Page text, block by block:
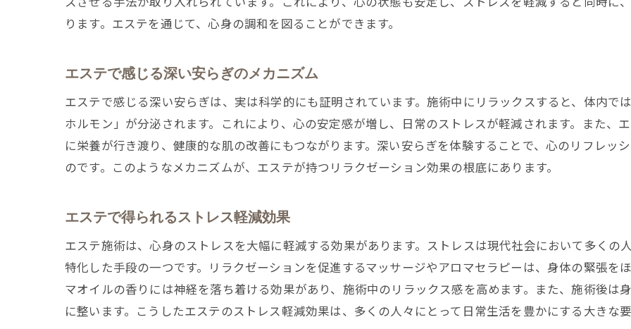
エステで体験する究極の安らぎ空間
エステの効果を最大限に引き出すコツとポイント
エステを最大限に活用するための事前準備
施術後のアフターケアの重要性
エステの施術を最大限に活かすためのヒント
エステが提供する深いリラクゼーション体験の魅力
エステで感じる贅沢な時間の重要性
ります。エステを通じて、心身の調和を図ることができます。
エステで感じる深い安らぎのメカニズム
エステで感じる深い安らぎは、実は科学的にも証明されています。施術中にリラックスすると、体内で
ホルモン」が分泌されます。これにより、心の安定感が増し、日常のストレスが軽減されます。また、
に栄養が行き渡り、健康的な肌の改善にもつながります。深い安らぎを体験することで、心のリフレッ
のです。このようなメカニズムが、エステが持つリラクゼーション効果の根底にあります。
エステで得られるストレス軽減効果
エステ施術は、心身のストレスを大幅に軽減する効果があります。ストレスは現代社会において多くの
特化した手段の一つです。リラクゼーションを促進するマッサージやアロマセラピーは、身体の緊張を
マオイルの香りには神経を落ち着ける効果があり、施術中のリラックス感を高めます。また、施術後は
に整います。こうしたエステのストレス軽減効果は、多くの人々にとって日常生活を豊かにする大きな要